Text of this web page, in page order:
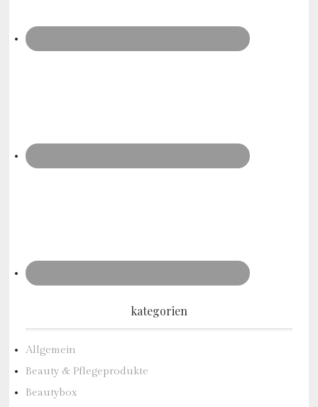
kategorien
Allgemein
Beauty & Pflegeprodukte
Beautybox